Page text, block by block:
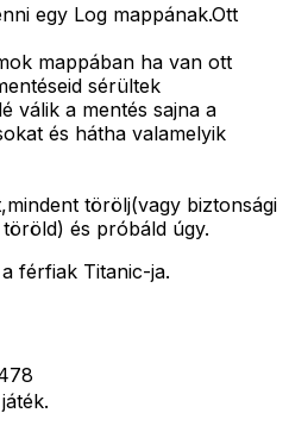
egy Log mappának.Ott
mappában ha van ott
sérültek
válik a mentés sajna a
és hátha valamelyik
törölj(vagy biztonsági
és próbáld úgy.
férfiak Titanic-ja.